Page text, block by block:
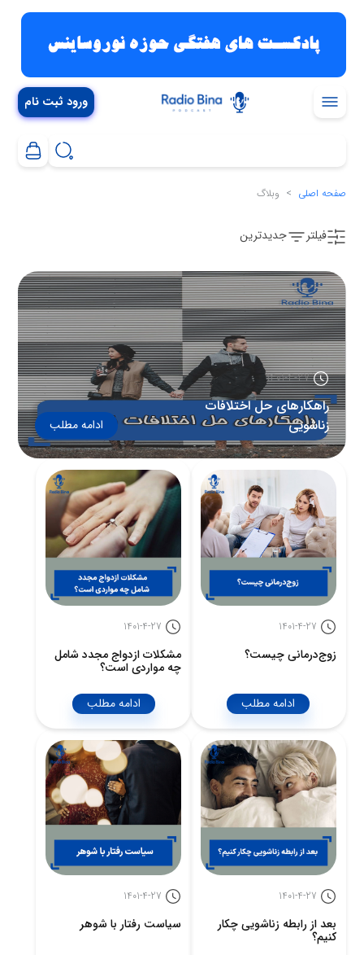
ورود ثبت نام
صفحه اصلی وبلاگ
فیلتر جدیدترین
1401-4-27
راهکارهای حل اختلافات
زناشویی
ادامه مطلب
1401-4-27
زوج‌درمانی چیست؟
ادامه مطلب
1401-4-27
مشکلات ازدواج مجدد شامل
چه مواردی است؟
ادامه مطلب
1401-4-27
بعد از رابطه زناشویی چکار
کنیم؟
1401-4-27
سیاست رفتار با شوهر